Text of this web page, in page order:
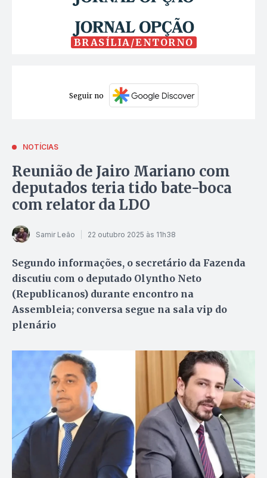
BRASÍLIA/ENTORNO
Seguir no
NOTÍCIAS
Reunião de Jairo Mariano com
deputados teria tido bate-boca
com relator da LDO
Samir Leão 22 outubro 2025 às 11h38
Segundo informações, o secretário da Fazenda
discutiu com o deputado Olyntho Neto
(Republicanos) durante encontro na
Assembleia; conversa segue na sala vip do
plenário